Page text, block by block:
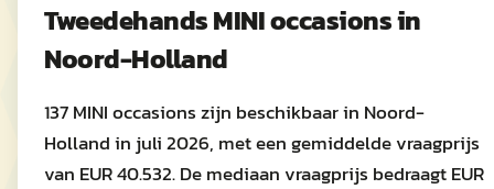
TweedehandsMINIoccasions in
Noord-Holland
137 MINI occasions zijn beschikbaar in Noord-
Holland in juli 2026, met een gemiddelde vraagprijs
van EUR 40.532. De mediaan vraagprijs bedraagt EUR